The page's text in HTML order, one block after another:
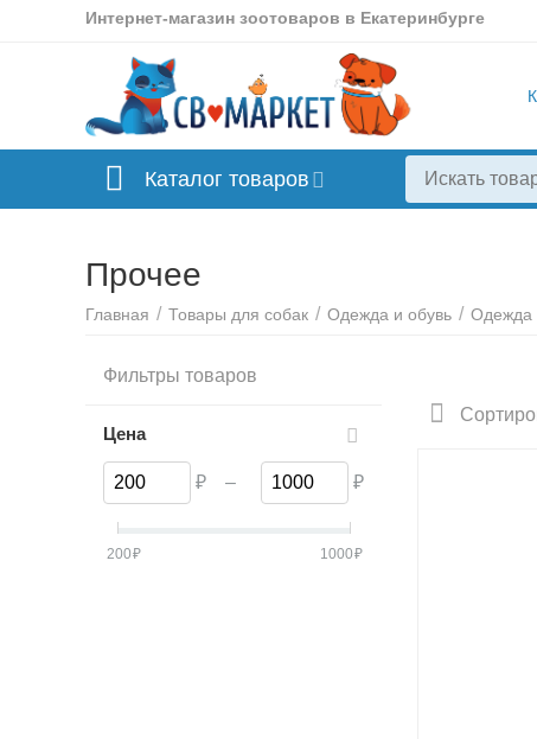
Интернет-магазин зоотоваров в Екатеринбурге
Каталог товаров
Прочее
Главная / Товары для собак / Одежда и обувь / Одежда
Фильтры товаров
Цена
₽ – ₽
200₽ 1000₽